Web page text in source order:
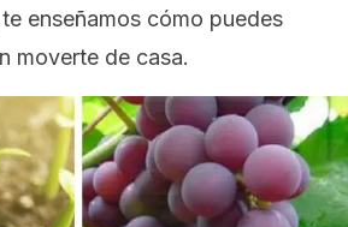
enseñamos cómo puedes
moverte de casa.